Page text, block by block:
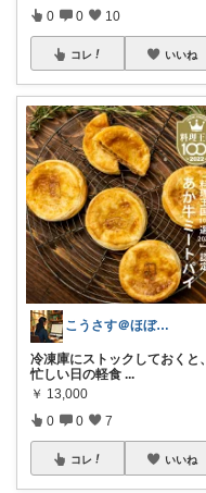
0 0 10
コレ いいね
こうさす＠ほぼ毎日更新
冷凍庫にストックしておくと、
忙しい日の軽食 ...
￥ 13,000
0 0 7
コレ いいね